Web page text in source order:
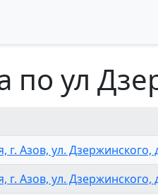
по ул
г. Азов, ул. Дзержинского,
г. Азов, ул. Дзержинского,